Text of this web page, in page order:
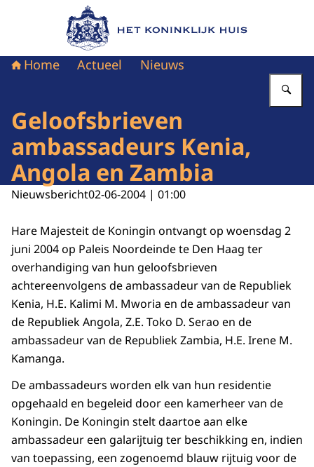
Naar de homepage van Het Koninklijk Huis
Home Actueel Nieuws
Geloofsbrieven
ambassadeurs Kenia,
Angola en Zambia
Nieuwsbericht02-06-2004 | 01:00
Hare Majesteit de Koningin ontvangt op woensdag 2
juni 2004 op Paleis Noordeinde te Den Haag ter
overhandiging van hun geloofsbrieven
achtereenvolgens de ambassadeur van de Republiek
Kenia, H.E. Kalimi M. Mworia en de ambassadeur van
de Republiek Angola, Z.E. Toko D. Serao en de
ambassadeur van de Republiek Zambia, H.E. Irene M.
Kamanga.
De ambassadeurs worden elk van hun residentie
opgehaald en begeleid door een kamerheer van de
Koningin. De Koningin stelt daartoe aan elke
ambassadeur een galarijtuig ter beschikking en, indien
van toepassing, een zogenoemd blauw rijtuig voor de